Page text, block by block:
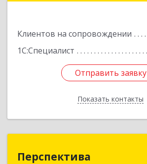
Клиентов на сопровождении
1С:Специалист
Отправить заявку
Показать контакты
Отправить заявку
Назад
Перспектива